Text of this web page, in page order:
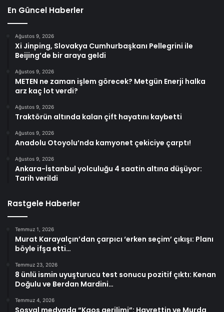
En Güncel Haberler
Ağustos 9, 2026
Xi Jinping, Slovakya Cumhurbaşkanı Pellegrini ile
Beijing’de bir araya geldi
Ağustos 9, 2026
METEN ne zaman işlem görecek? Metgün Enerji halka
arz kaç lot verdi?
Ağustos 9, 2026
Traktörün altında kalan çift hayatını kaybetti
Ağustos 9, 2026
Anadolu Otoyolu’nda kamyonet çekiciye çarptı!
Ağustos 9, 2026
Ankara-İstanbul yolculuğu 4 saatin altına düşüyor:
Tarih verildi
Rastgele Haberler
Temmuz 1, 2026
Murat Karayalçın’dan çarpıcı ‘erken seçim’ çıkışı: Planı
böyle ifşa etti…
Temmuz 23, 2026
8 ünlü ismin uyuşturucu test sonucu pozitif çıktı: Kenan
Doğulu ve Berdan Mardini…
Temmuz 4, 2026
Sosyal medyada “Kaos gerilimi”: Hayrettin ve Murda